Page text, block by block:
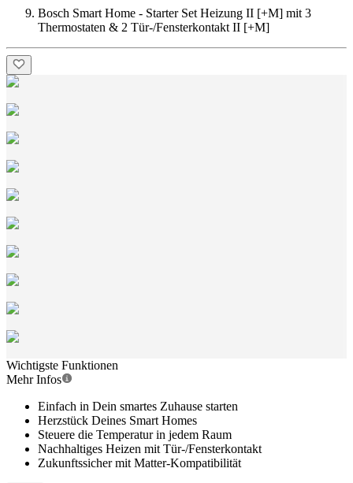
Bosch Smart Home - Starter Set Heizung II [+M] mit 3
Thermostaten & 2 Tür-/Fensterkontakt II [+M]
Wichtigste Funktionen
Mehr Infos
Einfach in Dein smartes Zuhause starten
Herzstück Deines Smart Homes
Steuere die Temperatur in jedem Raum
Nachhaltiges Heizen mit Tür-/Fensterkontakt
Zukunftssicher mit Matter-Kompatibilität